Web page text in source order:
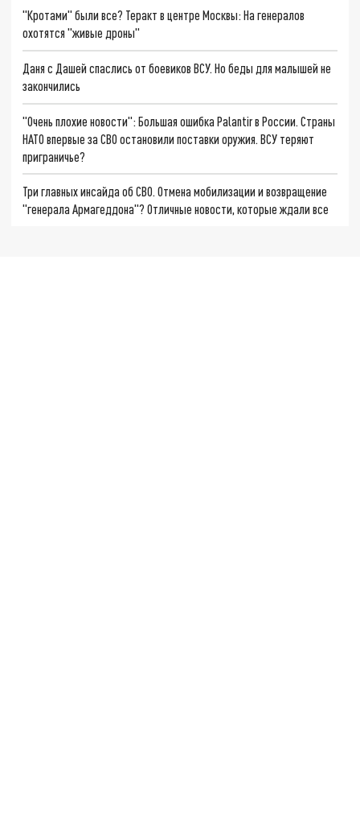
"Кротами" были все? Теракт в центре Москвы: На генералов
охотятся "живые дроны"
Даня с Дашей спаслись от боевиков ВСУ. Но беды для малышей не
закончились
"Очень плохие новости": Большая ошибка Palantir в России. Страны
НАТО впервые за СВО остановили поставки оружия. ВСУ теряют
приграничье?
Три главных инсайда об СВО. Отмена мобилизации и возвращение
"генерала Армагеддона"? Отличные новости, которые ждали все